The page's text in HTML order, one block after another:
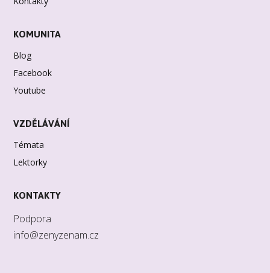
KOMUNITA
Blog
Facebook
Youtube
VZDĚLÁVÁNÍ
Témata
Lektorky
KONTAKTY
Podpora
info@zenyzenam.cz